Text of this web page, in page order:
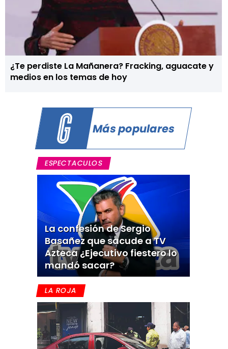
¿Te perdiste La Mañanera? Fracking, aguacate y
medios en los temas de hoy
Más populares
ESPECTACULOS
La confesión de Sergio
Basañez que sacude a TV
Azteca ¿Ejecutivo fiestero lo
mandó sacar?
LA ROJA